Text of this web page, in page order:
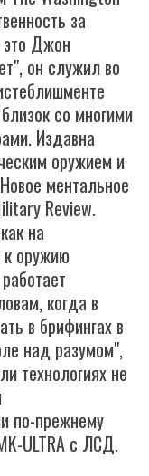
за
это Джон
он служил во
со многими
Издавна
оружием и
ментальное
Review.
на
к оружию
когда в
в брифингах в
над разумом",
технологиях не
по-прежнему
ULTRA c ЛСД.